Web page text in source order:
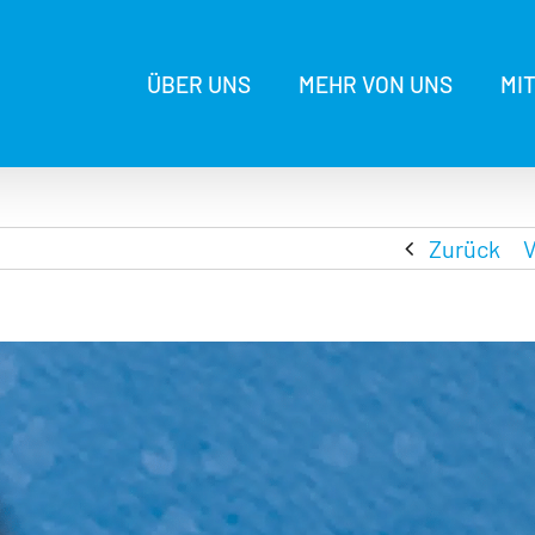
ÜBER UNS MEHR VON UNS
Zurück